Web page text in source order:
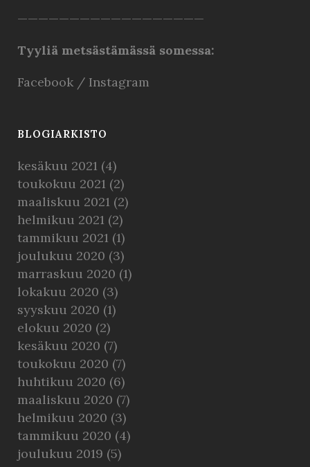
——————————————————
Tyyliä metsästämässä somessa:
Facebook / Instagram
BLOGIARKISTO
kesäkuu 2021 (4)
toukokuu 2021 (2)
maaliskuu 2021 (2)
helmikuu 2021 (2)
tammikuu 2021 (1)
joulukuu 2020 (3)
marraskuu 2020 (1)
lokakuu 2020 (3)
syyskuu 2020 (1)
elokuu 2020 (2)
kesäkuu 2020 (7)
toukokuu 2020 (7)
huhtikuu 2020 (6)
maaliskuu 2020 (7)
helmikuu 2020 (3)
tammikuu 2020 (4)
joulukuu 2019 (5)